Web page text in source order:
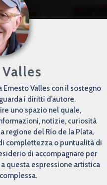
Valles con il sostegno
i diritti d’autore.
uno spazio nel quale,
notizie, curiosità
regione del Río de la Plata.
complettezza o puntualità di
di accompagnare per
questa espressione artistica